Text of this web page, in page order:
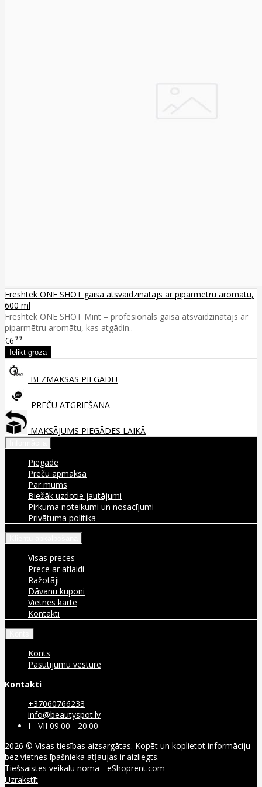
Freshtek ONE SHOT gaisa atsvaidzinātājs ar piparmētru aromātu,
600 ml
Freshtek ONE SHOT Mint – profesionāls gaisa atsvaidzinātājs ar
piparmētru aromātu, kas atgādin..
€699
BEZMAKSAS PIEGĀDE!
PREČU ATGRIEŠANA
MAKSĀJUMS PIEGĀDES LAIKĀ
Piegāde
Preču apmaksa
Par mums
Biežāk uzdotie jautājumi
Pirkuma noteikumi un nosacījumi
Privātuma politika
Visas preces
Prece ar atlaidi
Ražotāji
Dāvanu kuponi
Vietnes karte
Kontakti
Konts
Pasūtījumu vēsture
Kontakti
+37060766233
info@beautyspot.lv
I - VII 09.00 - 20.00
2026 © Visas tiesības aizsargātas. Kopēt un koplietot informāciju
bez vietnes īpašnieka atļaujas ir aizliegts.
Tiešsaistes veikalu noma - eShoprent.com
Uzrakstīt